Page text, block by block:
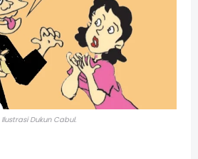
Ilustrasi Dukun Cabul.